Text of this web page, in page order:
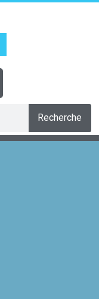
Recherche